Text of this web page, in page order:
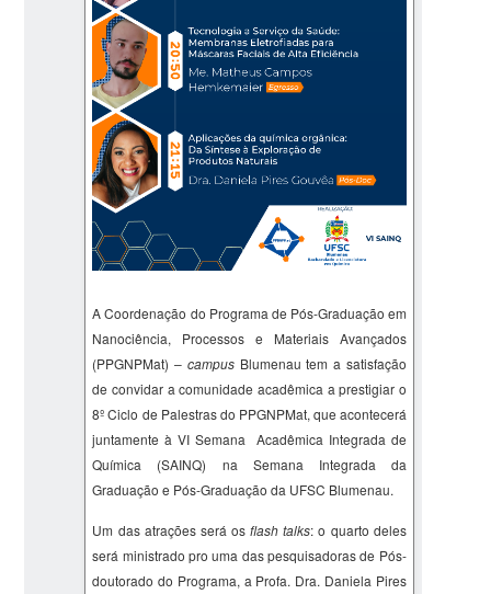
A Coordenação do Programa de Pós-Graduação em
Nanociência, Processos e Materiais Avançados
(PPGNPMat) – campusBlumenau tem a satisfação
de convidar a comunidade acadêmica a prestigiar o
8º Ciclo de Palestras do PPGNPMat, que acontecerá
juntamente à VI Semana Acadêmica Integrada de
Química (SAINQ) na Semana Integrada da
Graduação e Pós-Graduação da UFSC Blumenau.
Um das atrações será osflash talks: o quarto deles
será ministrado pro uma das pesquisadoras de Pós-
doutorado do Programa, a Profa. Dra. Daniela Pires